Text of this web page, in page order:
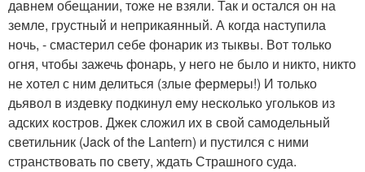
давнем обещании, тоже не взяли. Так и остался он на
земле, грустный и неприкаянный. А когда наступила
ночь, - смастерил себе фонарик из тыквы. Вот только
огня, чтобы зажечь фонарь, у него не было и никто, никто
не хотел с ним делиться (злые фермеры!) И только
дьявол в издевку подкинул ему несколько угольков из
адских костров. Джек сложил их в свой самодельный
светильник (Jack of the Lantern) и пустился с ними
странствовать по свету, ждать Страшного суда.